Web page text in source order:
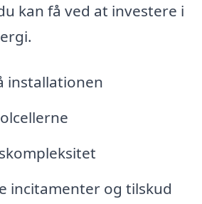
kan få ved at investere i
installationen
incitamenter og tilskud